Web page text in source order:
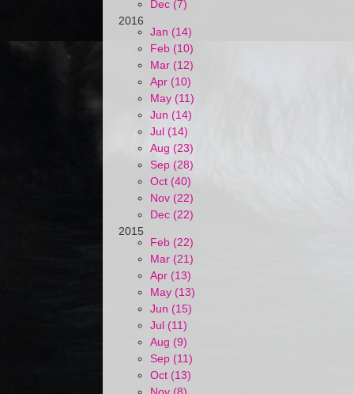
Dec (7)
2016
Jan (14)
Feb (10)
Mar (12)
Apr (10)
May (11)
Jun (14)
Jul (14)
Aug (23)
Sep (28)
Oct (40)
Nov (22)
Dec (22)
2015
Feb (22)
Mar (21)
Apr (13)
May (13)
Jun (15)
Jul (11)
Aug (9)
Sep (11)
Oct (13)
Nov (8)